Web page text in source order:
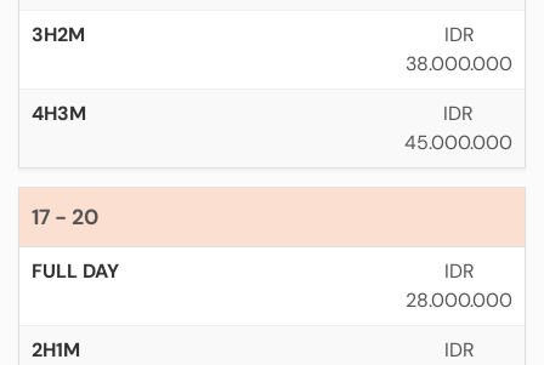
IDR
38.000.000
IDR
45.000.000
17 - 20
IDR
28.000.000
IDR